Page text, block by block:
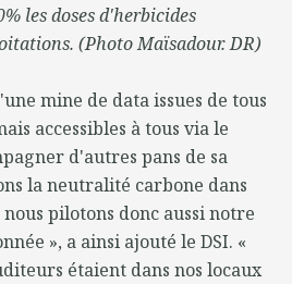
les doses d'herbicides
(Photo Maïsadour. DR)
mine de data issues de tous
accessibles à tous via le
d'autres pans de sa
la neutralité carbone dans
pilotons donc aussi notre
», a ainsi ajouté le DSI. «
étaient dans nos locaux